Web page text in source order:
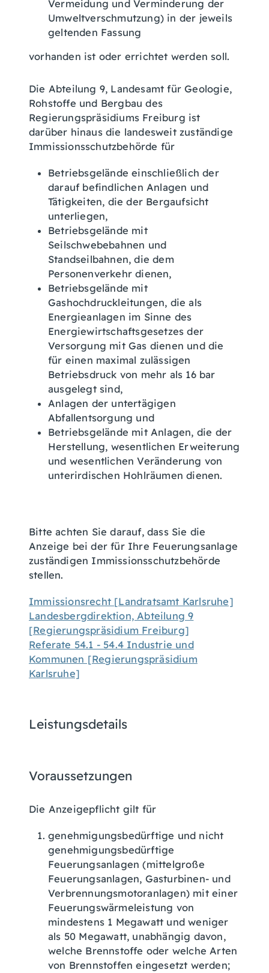
Vermeidung und Verminderung der
Umweltverschmutzung) in der jeweils
geltenden Fassung
vorhanden ist oder errichtet werden soll.
Die Abteilung 9, Landesamt für Geologie,
Rohstoffe und Bergbau des
Regierungspräsidiums Freiburg ist
darüber hinaus die landesweit zuständige
Immissionsschutzbehörde für
Betriebsgelände einschließlich der
darauf befindlichen Anlagen und
Tätigkeiten, die der Bergaufsicht
unterliegen,
Betriebsgelände mit
Seilschwebebahnen und
Standseilbahnen, die dem
Personenverkehr dienen,
Betriebsgelände mit
Gashochdruckleitungen, die als
Energieanlagen im Sinne des
Energiewirtschaftsgesetzes der
Versorgung mit Gas dienen und die
für einen maximal zulässigen
Betriebsdruck von mehr als 16 bar
ausgelegt sind,
Anlagen der untertägigen
Abfallentsorgung und
Betriebsgelände mit Anlagen, die der
Herstellung, wesentlichen Erweiterung
und wesentlichen Veränderung von
unterirdischen Hohlräumen dienen.
Bitte achten Sie darauf, dass Sie die
Anzeige bei der für Ihre Feuerungsanlage
zuständigen Immissionsschutzbehörde
stellen.
Immissionsrecht [Landratsamt Karlsruhe]
Landesbergdirektion, Abteilung 9
[Regierungspräsidium Freiburg]
Referate 54.1 - 54.4 Industrie und
Kommunen [Regierungspräsidium
Karlsruhe]
Leistungsdetails
Voraussetzungen
Die Anzeigepflicht gilt für
genehmigungsbedürftige und nicht
genehmigungsbedürftige
Feuerungsanlagen (mittelgroße
Feuerungsanlagen, Gasturbinen- und
Verbrennungsmotoranlagen) mit einer
Feuerungswärmeleistung von
mindestens 1 Megawatt und weniger
als 50 Megawatt, unabhängig davon,
welche Brennstoffe oder welche Arten
von Brennstoffen eingesetzt werden;